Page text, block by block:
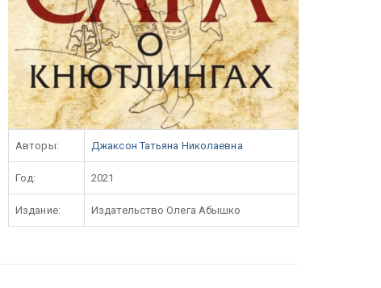
Авторы: Джаксон Татьяна Николаевна
Год: 2021
Издание: Издательство Олега Абышко